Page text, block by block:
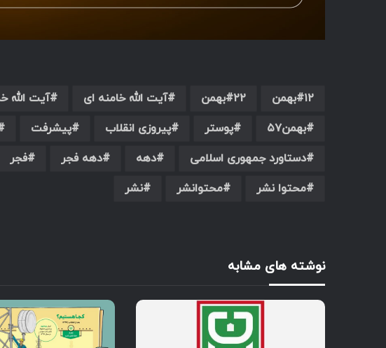
۱۲بهمن ۲۲بهمن آیت الله خامنه ای آیت الله
بهمن۵۷
پوستر پیروزی انقلاب پیشرفت
دستاورد جمهوری اسلامی
دهه دهه فجر فجر
محتوا نشر
محتوانشر نشر
نوشته های مشابه